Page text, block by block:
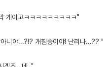
게이고ㅋㅋㅋㅋㅋㅋㅋㅋㅋ"
니야...?!? 개짐승이야! 난리나...?? "